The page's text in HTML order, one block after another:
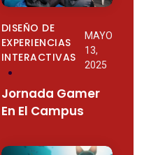
MAYO
13,
2025
DISEÑO DE
EXPERIENCIAS
INTERACTIVAS
Jornada Gamer
En El Campus